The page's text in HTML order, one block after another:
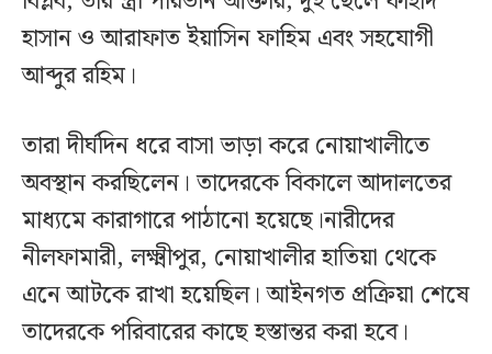
হাসান ও আরাফাত ইয়াসিন ফাহিম এবং সহযোগী
আব্দুর রহিম।
তারা দীর্ঘদিন ধরে বাসা ভাড়া করে নোয়াখালীতে
অবস্থান করছিলেন। তাদেরকে বিকালে আদালতের
মাধ্যমে কারাগারে পাঠানো হয়েছে।নারীদের
নীলফামারী, লক্ষ্মীপুর, নোয়াখালীর হাতিয়া থেকে
এনে আটকে রাখা হয়েছিল। আইনগত প্রক্রিয়া শেষে
তাদেরকে পরিবারের কাছে হস্তান্তর করা হবে।